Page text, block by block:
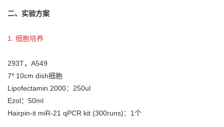
二、实验方案
1. 细胞培养
293T，A549
7* 10cm dish细胞
Lipofectamin 2000：250ul
Ezol：50ml
Hairpin-it miR-21 qPCR kit (300runs)：1个